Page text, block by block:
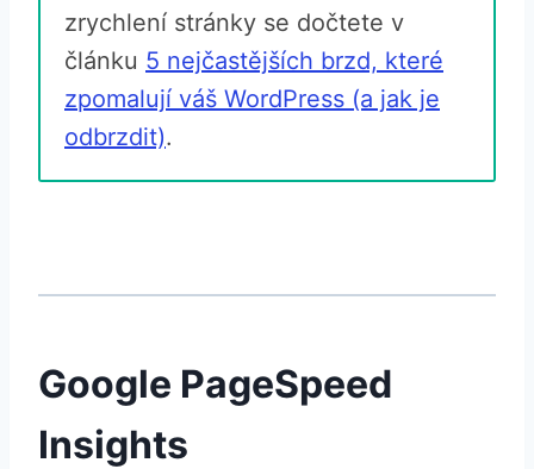
zrychlení stránky se dočtete v
článku 5 nejčastějších brzd, které
zpomalují váš WordPress (a jak je
odbrzdit).
Google PageSpeed
Insights